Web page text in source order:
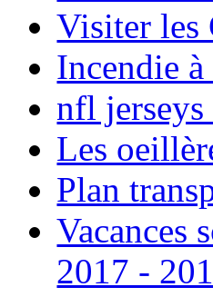
Visiter les
Incendie à
nfl jerseys
Les
Plan
Vacances
2017 -